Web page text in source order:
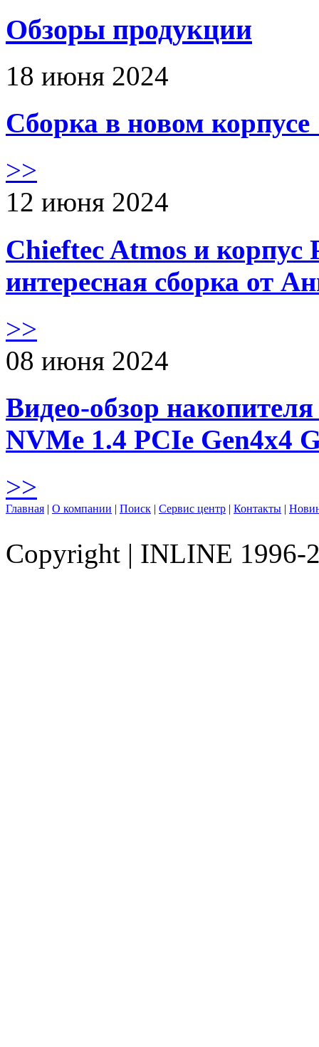
Обзоры продукции
18 июня 2024
Сборка в новом
>>
12 июня 2024
Chieftec Atmos и корпус
интересная сборка от
>>
08 июня 2024
Видео-обзор
NVMe 1.4 PCIe Gen4х4
>>
Главная | О компании | Поиск | Сервис центр | Контакты |
Copyright | INLINE 1996-